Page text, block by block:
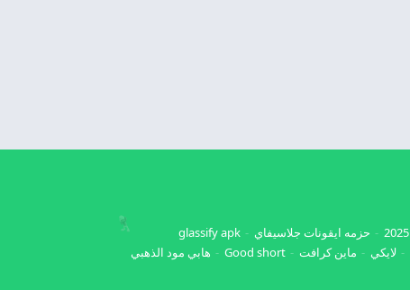
حزمه ايقونات جلاسيفاي
glassify apk
لايكي ماين كرافت Good short
هابي مود الذهبي